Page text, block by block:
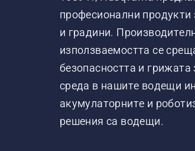
професионални продукти
и градини.
използваемостта се
безопасността и грижата
среда в нашите водещи
акумулаторните и
решения са водещи.